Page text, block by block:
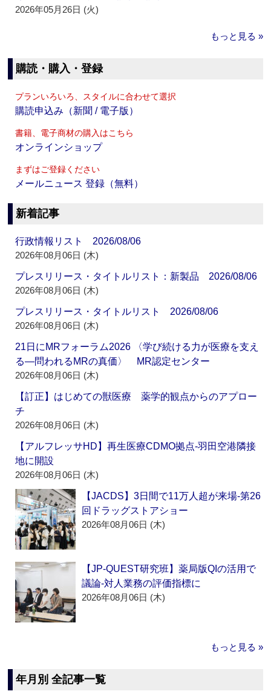
2026年05月26日 (火)
もっと見る »
購読・購入・登録
プランいろいろ、スタイルに合わせて選択
購読申込み（新聞 / 電子版）
書籍、電子商材の購入はこちら
オンラインショップ
まずはご登録ください
メールニュース 登録（無料）
新着記事
行政情報リスト 2026/08/06
2026年08月06日 (木)
プレスリリース・タイトルリスト：新製品 2026/08/06
2026年08月06日 (木)
プレスリリース・タイトルリスト 2026/08/06
2026年08月06日 (木)
21日にMRフォーラム2026 〈学び続ける力が医療を支え
る―問われるMRの真価〉 MR認定センター
2026年08月06日 (木)
【訂正】はじめての獣医療 薬学的観点からのアプロー
チ
2026年08月06日 (木)
【アルフレッサHD】再生医療CDMO拠点‐羽田空港隣接
地に開設
2026年08月06日 (木)
【JACDS】3日間で11万人超が来場‐第26
回ドラッグストアショー
2026年08月06日 (木)
【JP-QUEST研究班】薬局版QIの活用で
議論‐対人業務の評価指標に
2026年08月06日 (木)
もっと見る »
年月別 全記事一覧